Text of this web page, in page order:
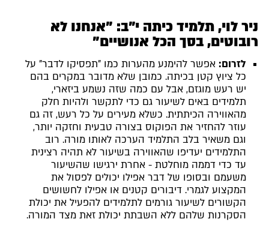
ניר לוי, תלמיד כיתה י"ב: "אנחנו לא
רובוטים, בסך הכל אנושיים"
לזרום: אפשר להימנע מהערות כמו "תפסיקו לדבר" על
כל ציוץ קטן בכיתה. כמובן שלא מדובר במקרים בהם
יש רעש מוגזם, אבל עם כמה שזה נשמע ביזארי,
תלמידים באים לשיעור גם כדי לתקשר ולהיות חלק
מהאווירה הכיתתית. כשלא מעירים על כל רעש, זה גם
עוזר להחזיר את הפוקוס בצורה טבעית וחזקה יותר,
וגם משאיר בלב התלמיד הערכה לאותו מורה. רוב
התלמידים יעדיפו שהאווירה בשיעור לא תהיה רצינית
עד כדי דממה מוחלטת - אחרת ירגישו שהשיעור
משעמם ובסופו של דבר אפילו יכולים לפסול את
המקצוע לגמרי. דיבורים קטנים או אפילו לחשושים
הקשורים לשיעור גורמים לתלמידים להפעיל את יכולת
הסקרנות שלהם ללא השבתת יכולת זאת מצד המורה.